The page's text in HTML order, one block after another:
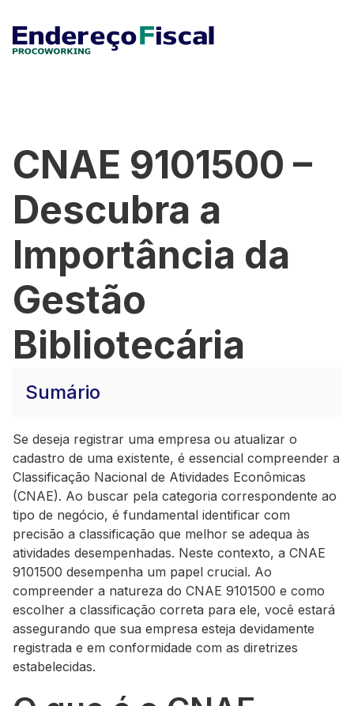
CNAE 9101500 –
Descubra a
Importância da
Gestão
Bibliotecária
Sumário
Se deseja registrar uma empresa ou atualizar o
cadastro de uma existente, é essencial compreender a
Classificação Nacional de Atividades Econômicas
(CNAE). Ao buscar pela categoria correspondente ao
tipo de negócio, é fundamental identificar com
precisão a classificação que melhor se adequa às
atividades desempenhadas. Neste contexto, a CNAE
9101500 desempenha um papel crucial. Ao
compreender a natureza do CNAE 9101500 e como
escolher a classificação correta para ele, você estará
assegurando que sua empresa esteja devidamente
registrada e em conformidade com as diretrizes
estabelecidas.